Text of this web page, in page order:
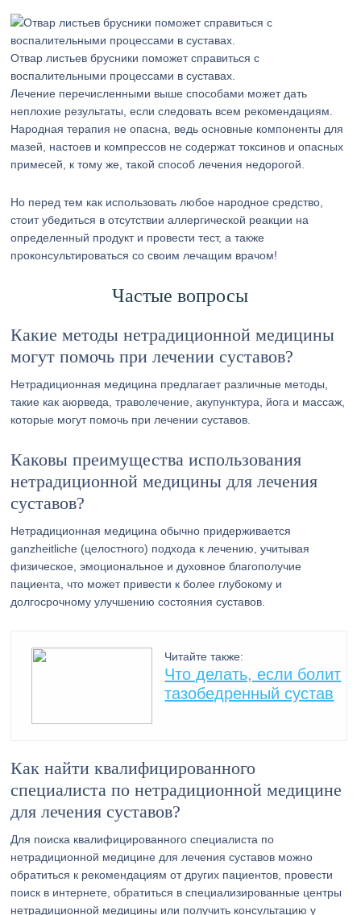
Отвар листьев брусники поможет справиться с
воспалительными процессами в суставах.
Лечение перечисленными выше способами может дать
неплохие результаты, если следовать всем рекомендациям.
Народная терапия не опасна, ведь основные компоненты для
мазей, настоев и компрессов не содержат токсинов и опасных
примесей, к тому же, такой способ лечения недорогой.
Но перед тем как использовать любое народное средство,
стоит убедиться в отсутствии аллергической реакции на
определенный продукт и провести тест, а также
проконсультироваться со своим лечащим врачом!
Частые вопросы
Какие методы нетрадиционной медицины
могут помочь при лечении суставов?
Нетрадиционная медицина предлагает различные методы,
такие как аюрведа, траволечение, акупунктура, йога и массаж,
которые могут помочь при лечении суставов.
Каковы преимущества использования
нетрадиционной медицины для лечения
суставов?
Нетрадиционная медицина обычно придерживается
ganzheitliche (целостного) подхода к лечению, учитывая
физическое, эмоциональное и духовное благополучие
пациента, что может привести к более глубокому и
долгосрочному улучшению состояния суставов.
Читайте также:
Что делать, если болит
тазобедренный сустав
Как найти квалифицированного
специалиста по нетрадиционной медицине
для лечения суставов?
Для поиска квалифицированного специалиста по
нетрадиционной медицине для лечения суставов можно
обратиться к рекомендациям от других пациентов, провести
поиск в интернете, обратиться в специализированные центры
нетрадиционной медицины или получить консультацию у